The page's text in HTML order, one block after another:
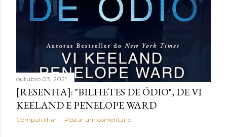
outubro 03, 2021
[RESENHA]: "BILHETES DE ÓDIO", DE VI
KEELAND E PENELOPE WARD
Compartilhar Postar um comentário